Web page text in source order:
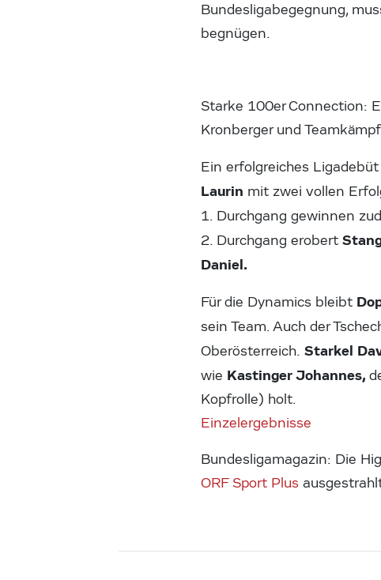
Bundesligabegegnung,
begnügen.
Starke 100er Connection:
Kronberger und
Ein erfolgreiches
Laurin mit zwei vollen
1. Durchgang gewinnen
2. Durchgang erobert
Daniel.
Für die Dynamics bleibt
sein Team. Auch der
Oberösterreich.Starkel
wie Kastinger Johannes,
Kopfrolle) holt.
Einzelergebnisse
Bundesligamagazin: Die
ORF Sport Plus